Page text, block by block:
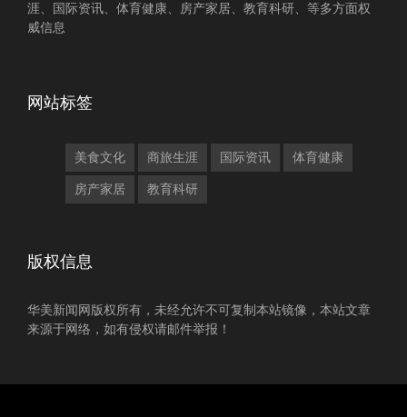
涯、国际资讯、体育健康、房产家居、教育科研、等多方面权
威信息
网站标签
美食文化 商旅生涯 国际资讯 体育健康
房产家居 教育科研
版权信息
华美新闻网版权所有，未经允许不可复制本站镜像，本站文章
来源于网络，如有侵权请邮件举报！